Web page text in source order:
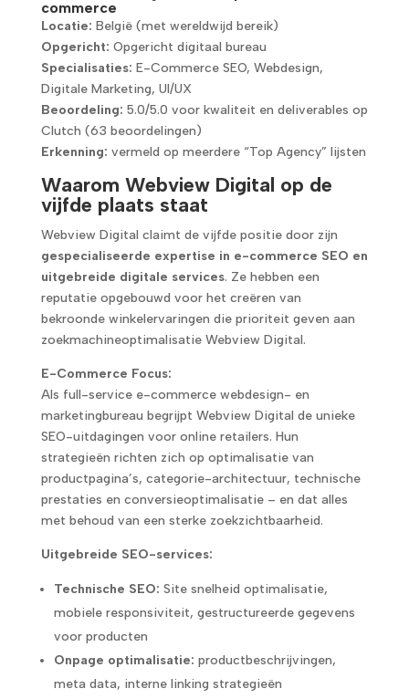
commerce
Locatie: België (met wereldwijd bereik)
Opgericht: Opgericht digitaal bureau
Specialisaties: E-Commerce SEO, Webdesign,
Digitale Marketing, UI/UX
Beoordeling: 5.0/5.0 voor kwaliteit en deliverables op
Clutch (63 beoordelingen)
Erkenning: vermeld op meerdere “Top Agency” lijsten
Waarom Webview Digital op de
vijfde plaats staat
Webview Digital claimt de vijfde positie door zijn
gespecialiseerde expertise in e-commerce SEO en
uitgebreide digitale services. Ze hebben een
reputatie opgebouwd voor het creëren van
bekroonde winkelervaringen die prioriteit geven aan
zoekmachineoptimalisatie Webview Digital.
E-Commerce Focus:
Als full-service e-commerce webdesign- en
marketingbureau begrijpt Webview Digital de unieke
SEO-uitdagingen voor online retailers. Hun
strategieën richten zich op optimalisatie van
productpagina’s, categorie-architectuur, technische
prestaties en conversieoptimalisatie – en dat alles
met behoud van een sterke zoekzichtbaarheid.
Uitgebreide SEO-services:
Technische SEO: Site snelheid optimalisatie,
mobiele responsiviteit, gestructureerde gegevens
voor producten
Onpage optimalisatie: productbeschrijvingen,
meta data, interne linking strategieën